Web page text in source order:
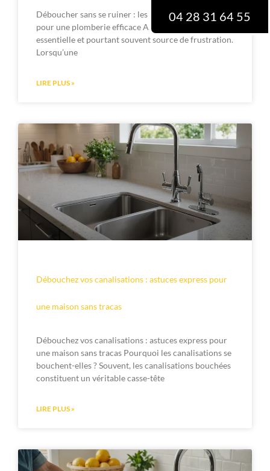
Déboucher sans se ruiner : les astuces économiques
pour une plomberie efficace Ah, la plomberie ! Si
essentielle et pourtant souvent source de frustration.
Lorsqu’une
LIRE PLUS »
Débouchez vos canalisations : astuces express pour
une maison sans tracas
Débouchez vos canalisations : astuces express pour
une maison sans tracas Pourquoi les canalisations se
bouchent-elles ? Souvent, les canalisations bouchées
constituent un véritable casse-tête
LIRE PLUS »
04 28 31 64 55